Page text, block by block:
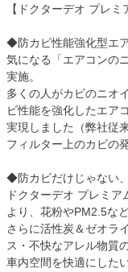
【ドクターデオ プレミ
◆防カビ性能強化型エ
気になる「エアコンの
実施。
多くの人がカビのニオ
ビ性能を強化したエア
実現しました（弊社従
フィルター上のカビの
◆防カビだけじゃない
ドクターデオ プレミ
より、花粉やPM2.5な
さらに活性炭＆ゼオラ
ス・不快なアレル物質
車内空間を快適にした